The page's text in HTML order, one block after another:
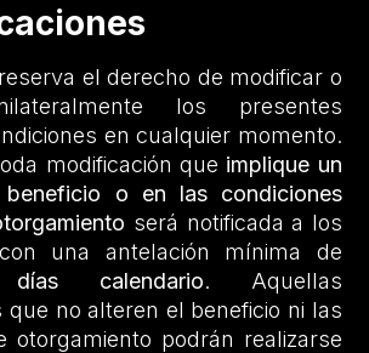
el derecho de modificar o
los presentes
en cualquier momento.
modificación que implique un
o en las condiciones
será notificada a los
una antelación mínima de
calendario. Aquellas
que no alteren el beneficio ni las
otorgamiento podrán realizarse